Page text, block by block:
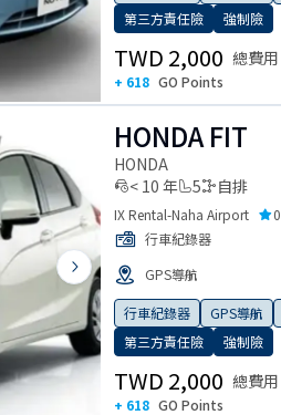
第三方責任險
強制險
TWD 2,000 總費用
+ 618 GO Points
Next slide
HONDA FIT
HONDA
< 10 年
5 自排
IX Rental-Naha Airport 0
行車紀錄器
GPS導航
行車紀錄器 GPS導航
第三方責任險
強制險
TWD 2,000 總費用
+ 618 GO Points